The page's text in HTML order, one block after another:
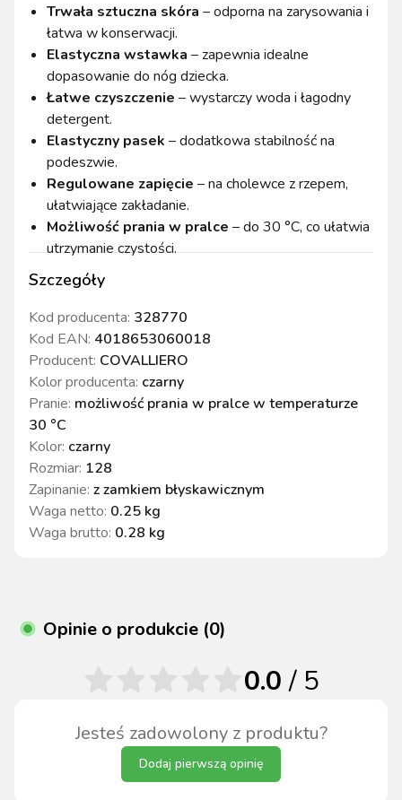
Szczegóły
Kod producenta: 328770
Kod EAN: 4018653060018
Producent: COVALLIERO
Kolor producenta: czarny
Pranie: możliwość prania w pralce w temperaturze
30 °C
Kolor: czarny
Rozmiar: 128
Zapinanie: z zamkiem błyskawicznym
Waga netto: 0.25 kg
Waga brutto: 0.28 kg
Trwała sztuczna skóra – odporna na zarysowania i
łatwa w konserwacji.
Elastyczna wstawka – zapewnia idealne
dopasowanie do nóg dziecka.
Łatwe czyszczenie – wystarczy woda i łagodny
detergent.
Elastyczny pasek – dodatkowa stabilność na
podeszwie.
Regulowane zapięcie – na cholewce z rzepem,
ułatwiające zakładanie.
Możliwość prania w pralce – do 30 °C, co ułatwia
utrzymanie czystości.
Opinie o produkcie (0)
Jesteś zadowolony z produktu?
Dodaj pierwszą opinię
0.0/ 5